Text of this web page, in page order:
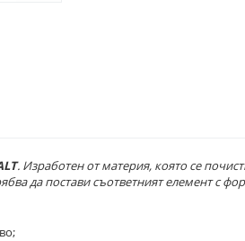
. Изработен от материя, която се
да постави съответният елемент с